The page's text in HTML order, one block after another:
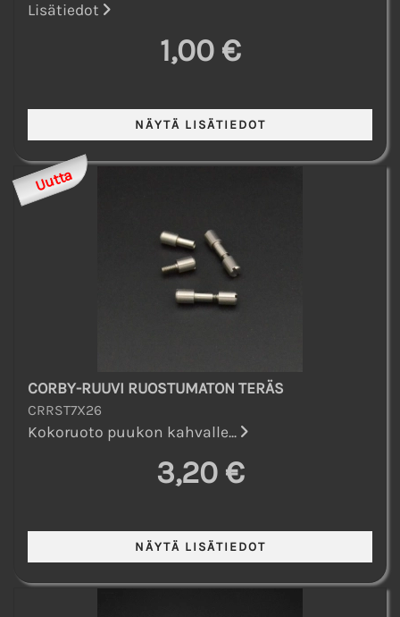
Lisätiedot
1,00 €
Uutta
CORBY-RUUVI RUOSTUMATON TERÄS
CRRST7X26
Kokoruoto puukon kahvalle...
3,20 €